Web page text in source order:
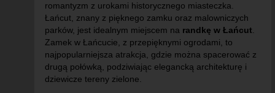
romantyzm z urokami historycznego miasteczka.
Łańcut, znany z pięknego zamku oraz malowniczych
parków, jest idealnym miejscem na randkę w Łańcut
Zamek w Łańcucie, z przepięknymi ogrodami, to
najpopularniejsza atrakcja, gdzie można spacerować z
drugą połówką, podziwiając elegancką architekturę i
dziewicze tereny zielone.